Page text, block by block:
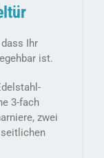
Ihr
ist.
3-fach
zwei